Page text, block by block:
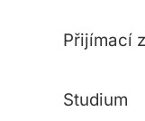
Přijímací
Studium